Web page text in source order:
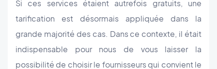
Si ces services étaient autrefois gratuits, une
tarification est désormais appliquée dans la
grande majorité des cas. Dans ce contexte, il était
indispensable pour nous de vous laisser la
possibilité de choisir le fournisseurs qui convient le